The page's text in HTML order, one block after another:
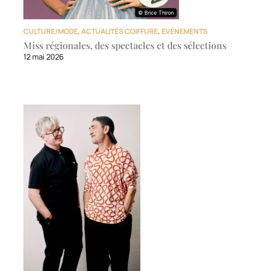
© Brice Thiron
© Brice Thiron
CULTURE/MODE,ACTUALITÉS COIFFURE, EVÉNEMENTS
Miss régionales, des spectacles et des sélections
12 mai 2026